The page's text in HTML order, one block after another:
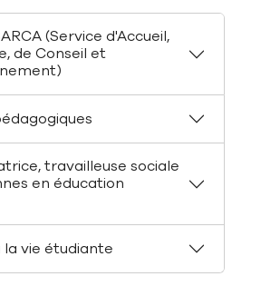
(Service d'Accueil,
de Conseil et
travailleuse sociale
en éducation
vie étudiante